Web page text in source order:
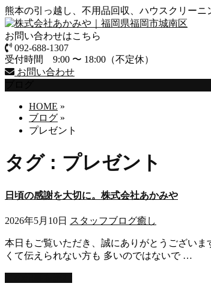
熊本の引っ越し、不用品回収、ハウスクリーニ
お問い合わせはこちら
092-688-1307
受付時間 9:00 〜 18:00（不定休）
お問い合わせ
HOME »
ブログ »
プレゼント
タグ : プレゼント
日頃の感謝を大切に。株式会社あかみや
2026年5月10日 スタッフブログ癒し
本日もご覧いただき、誠にありがとうござい
くて伝えられない方も 多いのではないで …